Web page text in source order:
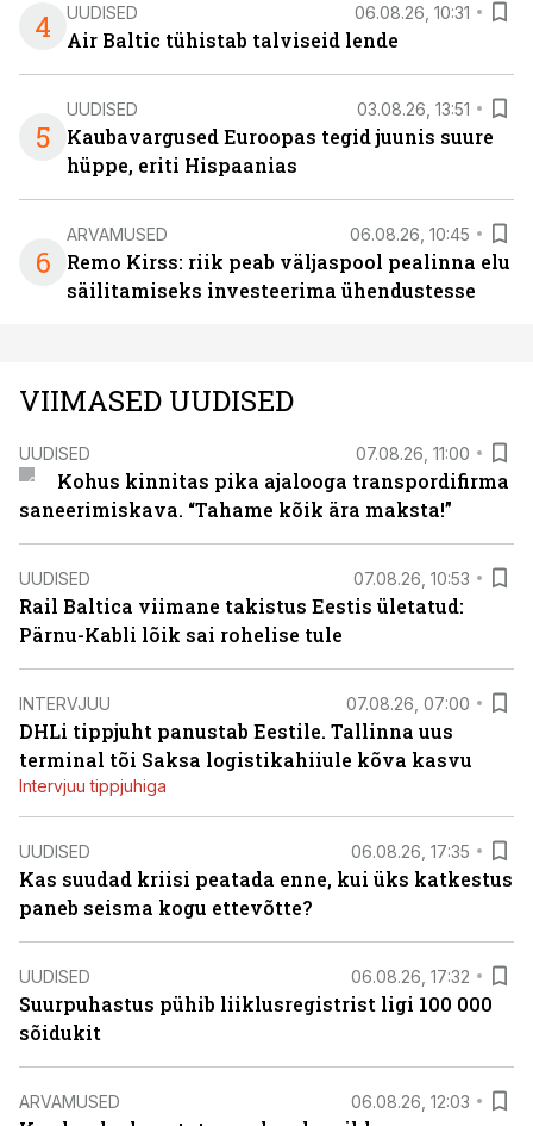
4 UUDISED 06.08.26, 10:31
Air Baltic tühistab talviseid lende
5
UUDISED 03.08.26, 13:51
Kaubavargused Euroopas tegid juunis suure
hüppe, eriti Hispaanias
6
ARVAMUSED 06.08.26, 10:45
Remo Kirss: riik peab väljaspool pealinna elu
säilitamiseks investeerima ühendustesse
VIIMASED UUDISED
UUDISED 07.08.26, 11:00
Kohus kinnitas pika ajalooga transpordifirma
saneerimiskava. “Tahame kõik ära maksta!”
UUDISED 07.08.26, 10:53
Rail Baltica viimane takistus Eestis ületatud:
Pärnu-Kabli lõik sai rohelise tule
INTERVJUU 07.08.26, 07:00
DHLi tippjuht panustab Eestile. Tallinna uus
terminal tõi Saksa logistikahiiule kõva kasvu
Intervjuu tippjuhiga
UUDISED 06.08.26, 17:35
Kas suudad kriisi peatada enne, kui üks katkestus
paneb seisma kogu ettevõtte?
UUDISED 06.08.26, 17:32
Suurpuhastus pühib liiklusregistrist ligi 100 000
sõidukit
ARVAMUSED 06.08.26, 12:03